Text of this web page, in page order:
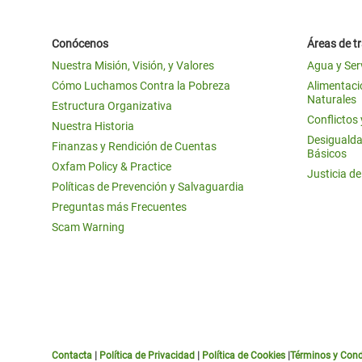
Conócenos
Nuestra Misión, Visión, y Valores
Cómo Luchamos Contra la Pobreza
Estructura Organizativa
Nuestra Historia
Finanzas y Rendición de Cuentas
Oxfam Policy & Practice
Políticas de Prevención y Salvaguardia
Preguntas más Frecuentes
Scam Warning
Áreas de
Agua y
Naturales
Conflictos
Básicos
Justicia de
Contacta Política de Privacidad Política de Cookies Términos y